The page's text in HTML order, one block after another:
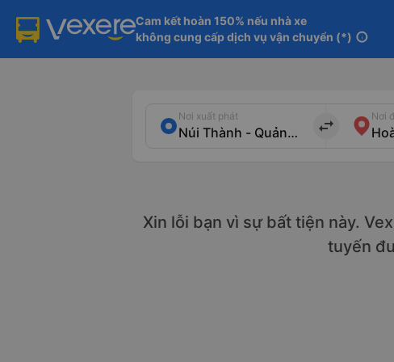
Cam kết hoàn 150% nếu nhà xe
không cung cấp dịch vụ vận chuyển (*) info
Nơi xuất phát
import_export
Nơi
Xin lỗi bạn vì sự bất tiện này.
tuyến